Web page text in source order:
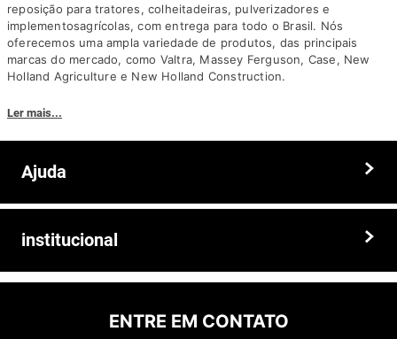
reposição para tratores, colheitadeiras, pulverizadores e
implementosagrícolas, com entrega para todo o Brasil. Nós
oferecemos uma ampla variedade de produtos, das principais
marcas do mercado, como Valtra, Massey Ferguson, Case, New
Holland Agriculture e New Holland Construction.
competitivos. Nós também oferecemos um atendimento
personalizado, com equipe de profissionais altamente capacitados
Somos a solução ideal para quem busca peças e acessórios agrícolas
Ler mais...
Ajuda
Prazos e entregas
institucional
Quem somos
Politica de privacidadeENTRE EM CONTATO